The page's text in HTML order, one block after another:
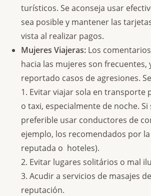
turísticos. Se aconseja usar
sea posible y mantener las
vista al realizar pagos.
Mujeres Viajeras: Los
hacia las mujeres son frecuentes,
reportado casos de agresiones.
1. Evitar viajar sola en transporte
o taxi, especialmente de noche. Si
preferible usar conductores de
ejemplo, los recomendados por
reputada o hoteles).
2. Evitar lugares solitários o mal
3. Acudir a servicios de masajes
reputación.